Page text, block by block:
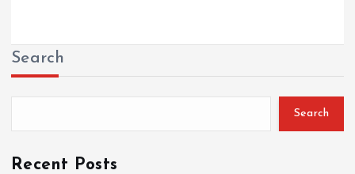
Search
Search
Recent Posts